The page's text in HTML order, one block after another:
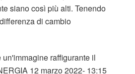
siano così più alti. Tenendo
di cambio